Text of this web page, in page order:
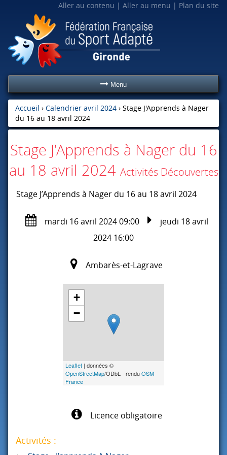
Aller au contenu Aller au menu Plan du site
Menu
Accueil ›Calendrier avril 2024 ›Stage J'Apprends à Nager
du 16 au 18 avril 2024
Stage J'Apprends à Nager du 16
au 18 avril 2024 Activités Découvertes
Stage J’Apprends à Nager du 16 au 18 avril 2024
mardi 16 avril 2024 09:00
jeudi 18 avril
2024 16:00
Ambarès-et-Lagrave
+
−
Leaflet | données ©
OpenStreetMap/ODbL - renduOSM
France
Licence obligatoire
Activités :